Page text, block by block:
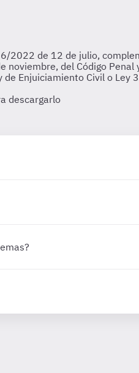
2022 de 12 de julio,
del Código
Enjuiciamiento Civil o
descargarlo